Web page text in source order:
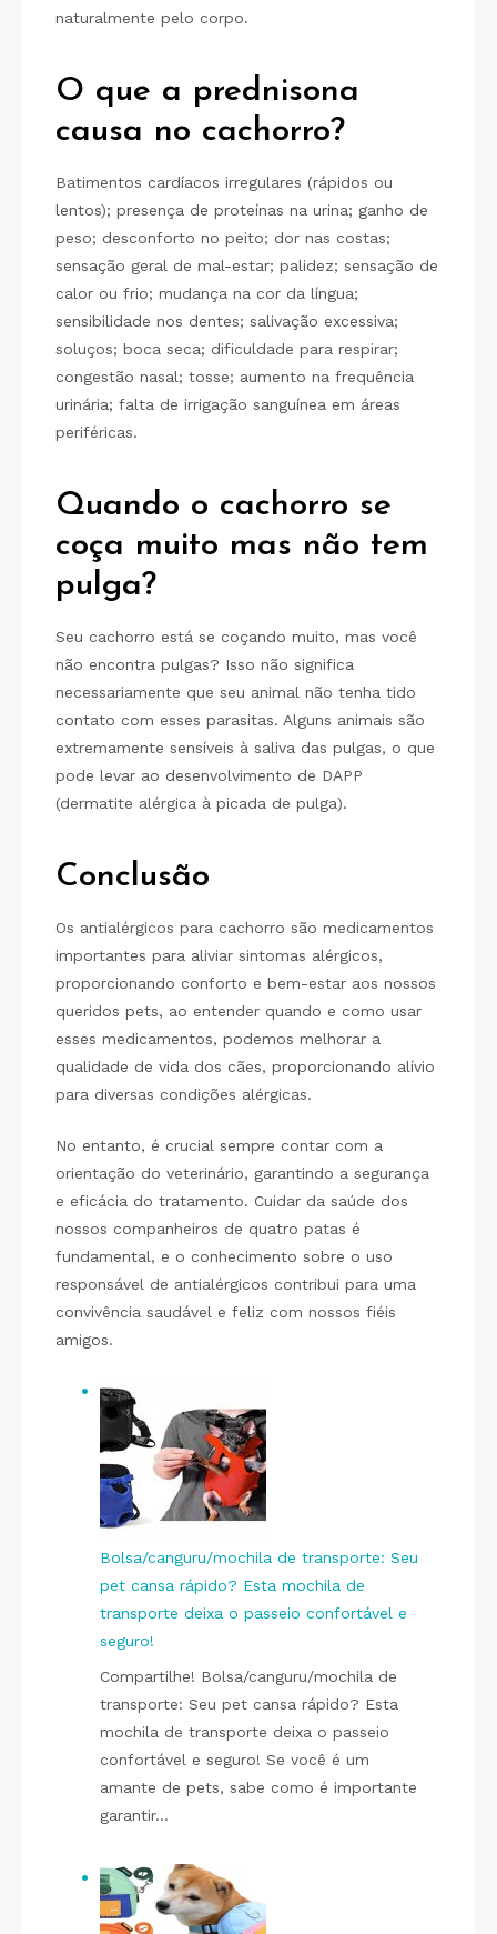
naturalmente pelo corpo.
O que a prednisona
causa no cachorro?
Batimentos cardíacos irregulares (rápidos ou
lentos); presença de proteínas na urina; ganho de
peso; desconforto no peito; dor nas costas;
sensação geral de mal-estar; palidez; sensação de
calor ou frio; mudança na cor da língua;
sensibilidade nos dentes; salivação excessiva;
soluços; boca seca; dificuldade para respirar;
congestão nasal; tosse; aumento na frequência
urinária; falta de irrigação sanguínea em áreas
periféricas.
Quando o cachorro se
coça muito mas não tem
pulga?
Seu cachorro está se coçando muito, mas você
não encontra pulgas? Isso não significa
necessariamente que seu animal não tenha tido
contato com esses parasitas. Alguns animais são
extremamente sensíveis à saliva das pulgas, o que
pode levar ao desenvolvimento de DAPP
(dermatite alérgica à picada de pulga).
Conclusão
Os antialérgicos para cachorro são medicamentos
importantes para aliviar sintomas alérgicos,
proporcionando conforto e bem-estar aos nossos
queridos pets, ao entender quando e como usar
esses medicamentos, podemos melhorar a
qualidade de vida dos cães, proporcionando alívio
para diversas condições alérgicas.
No entanto, é crucial sempre contar com a
orientação do veterinário, garantindo a segurança
e eficácia do tratamento. Cuidar da saúde dos
nossos companheiros de quatro patas é
fundamental, e o conhecimento sobre o uso
responsável de antialérgicos contribui para uma
convivência saudável e feliz com nossos fiéis
amigos.
Bolsa/canguru/mochila de transporte: Seu
pet cansa rápido? Esta mochila de
transporte deixa o passeio confortável e
seguro!
Compartilhe! Bolsa/canguru/mochila de
transporte: Seu pet cansa rápido? Esta
mochila de transporte deixa o passeio
confortável e seguro! Se você é um
amante de pets, sabe como é importante
garantir…